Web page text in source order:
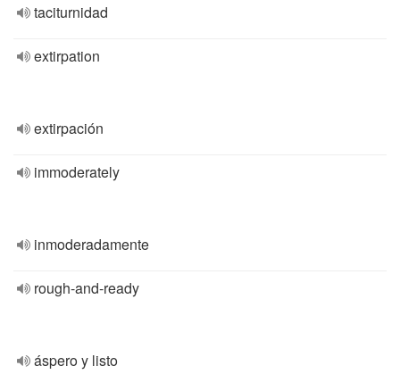
taciturnidad
extirpation
extirpación
immoderately
inmoderadamente
rough-and-ready
áspero y listo